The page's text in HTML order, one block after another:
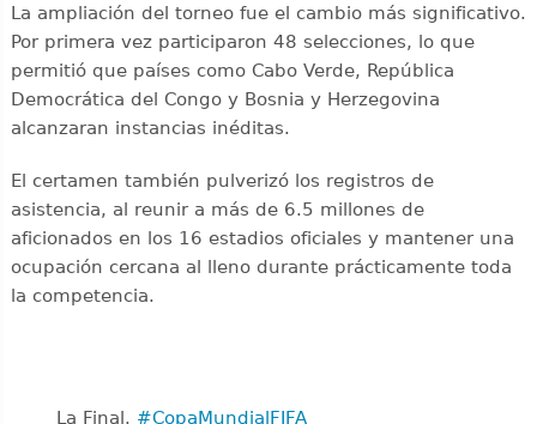
La ampliación del torneo fue el cambio más significativo.
Por primera vez participaron 48 selecciones, lo que
permitió que países como Cabo Verde, República
Democrática del Congo y Bosnia y Herzegovina
alcanzaran instancias inéditas.
El certamen también pulverizó los registros de
asistencia, al reunir a más de 6.5 millones de
aficionados en los 16 estadios oficiales y mantener una
ocupación cercana al lleno durante prácticamente toda
la competencia.
La Final. ️ #CopaMundialFIFA